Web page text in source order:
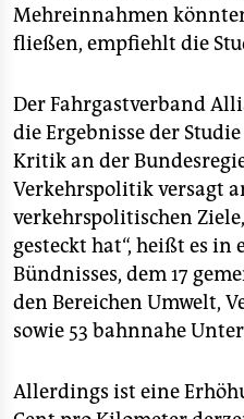
Mehreinnahmen
fließen, empfiehlt die
Der Fahrgastverband
die Ergebnisse der
Kritik an der
Verkehrspolitik versagt
verkehrspolitischen
gesteckt hat“, heißt es in
Bündnisses, dem 17
den Bereichen Umwelt,
sowie 53 bahnnahe
Allerdings ist eine